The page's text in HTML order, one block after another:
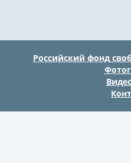
Российский фонд